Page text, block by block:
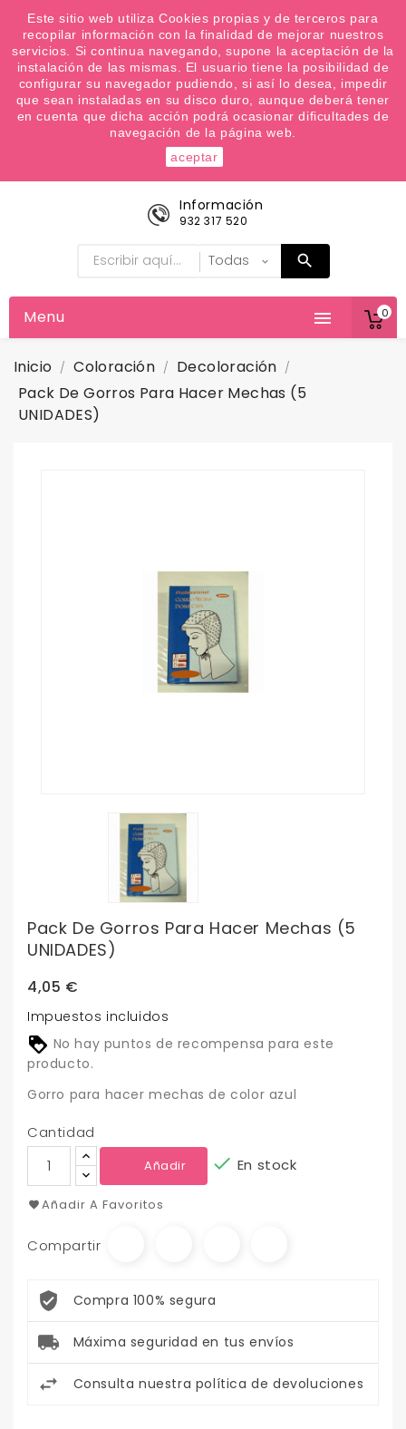
¿Quiere conocer las próximas ofertas del fin de
semana? Apúntate a nuestra Newsletter
Favoritos (0)

0
Información
932 317 520

Menu
Inicio Coloración
Decoloración
Pack De Gorros Para Hacer Mechas (5
UNIDADES)
Pack De Gorros Para Hacer Mechas (5
UNIDADES)
4,05 €
Impuestos incluidos
No hay puntos de recompensa para este
producto.
Gorro para hacer mechas de color azul
Cantidad
Añadir  En stock
Añadir A Favoritos
Compartir
Compra 100% segura
Máxima seguridad en tus envíos
Consulta nuestra política de devoluciones
Este sitio web utiliza Cookies propias y de terceros para
recopilar información con la finalidad de mejorar nuestros
servicios. Si continua navegando, supone la aceptación de la
instalación de las mismas. El usuario tiene la posibilidad de
configurar su navegador pudiendo, si así lo desea, impedir
que sean instaladas en su disco duro, aunque deberá tener
en cuenta que dicha acción podrá ocasionar dificultades de
navegación de la página web.
aceptar